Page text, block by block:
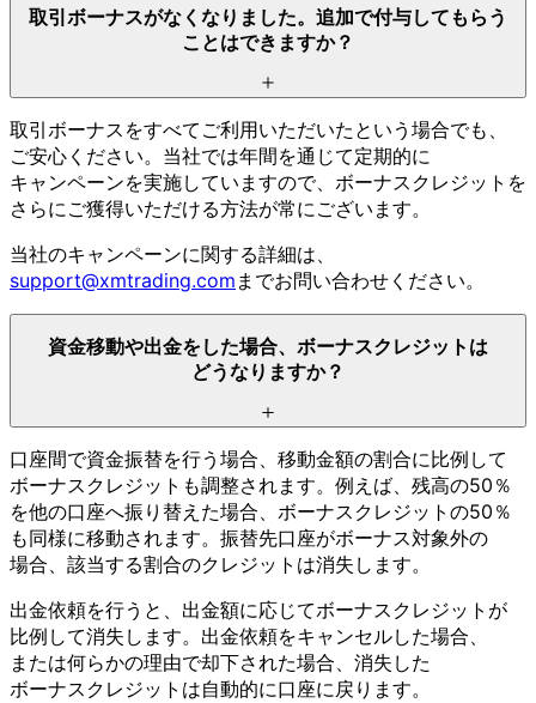
取引ボーナスがなくなりました。 追加で付与して もらう
ことはできますか？
取引ボーナスをすべて ご利用いただいたと いう 場合でも、
ご安心ください。 当社では年間を通じて定期的に
キャンペーンを実施していますので、 ボーナスクレジットを
さらに ご獲得いただける方法が常に ございます。
当社のキャンペーンに関する詳細は、
support@xmtrading.com までお問い合わせください。
資金移動や出金を した場合、 ボーナスクレジットは
どうなりますか？
口座間で資金振替を行う 場合、 移動金額の割合に比例して
ボーナスクレジットも調整されます。 例えば、 残高の50％
を他の口座へ振り替えた場合、 ボーナスクレジットの50％
も同様に移動されます。 振替先口座がボーナス対象外の
場合、 該当する割合のクレジットは消失します。
出金依頼を行うと、 出金額に応じてボーナスクレジットが
比例して消失します。 出金依頼をキャンセルした場合、
または何らかの理由で却下された場合、 消失した
ボーナスクレジットは自動的に口座に戻ります。